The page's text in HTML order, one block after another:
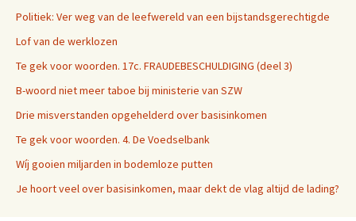
Politiek: Ver weg van de leefwereld van een bijstandsgerechtigde
Lof van de werklozen
Te gek voor woorden. 17c. FRAUDEBESCHULDIGING (deel 3)
B-woord niet meer taboe bij ministerie van SZW
Drie misverstanden opgehelderd over basisinkomen
Te gek voor woorden. 4. De Voedselbank
Wíj gooien miljarden in bodemloze putten
Je hoort veel over basisinkomen, maar dekt de vlag altijd de lading?